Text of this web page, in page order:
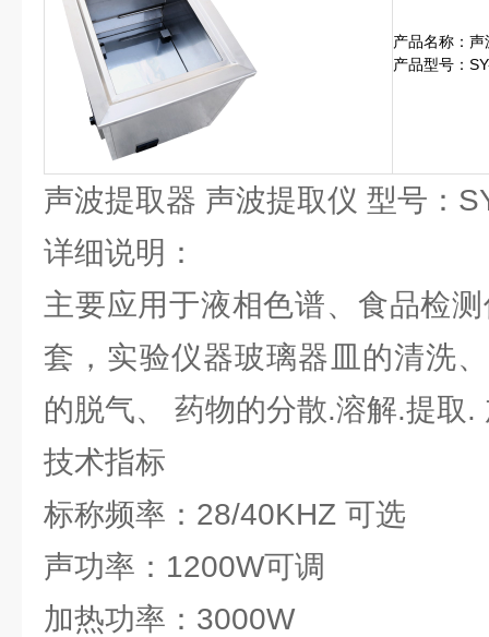
产品名称：
产品型号：
声波提取器 声波提取仪 型号：
详细说明：
主要应用于液相色谱、食品检
套，实验仪器玻璃器皿的清洗
的脱气、 药物的分散.溶解.提
技术指标
标称频率：28/40KHZ 可选
声功率：1200W可调
加热功率：3000W